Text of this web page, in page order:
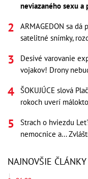
neviazaného sexu a
ARMAGEDON sa
satelitné snímky,
Desivé varovanie
vojakov! Drony
ŠOKUJÚCE slová
rokoch uverí
Strach o hviezdu
nemocnice a...
NAJNOVŠIE ČLÁNKY